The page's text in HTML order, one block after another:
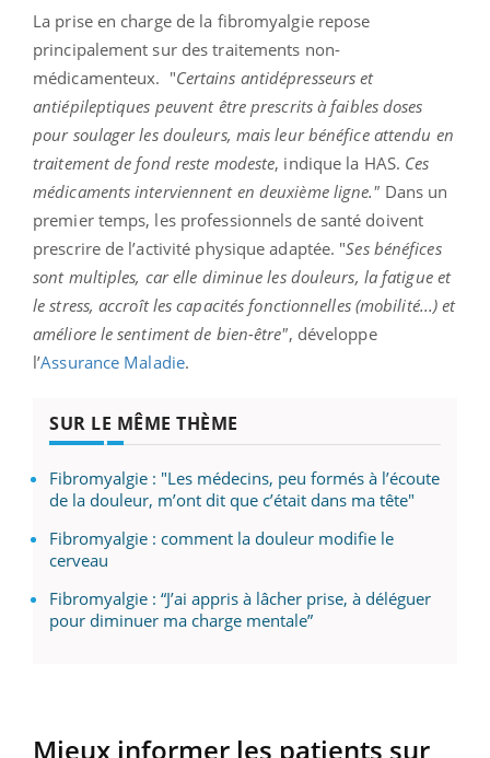
La prise en charge de la fibromyalgie repose
principalement sur des traitements non-
médicamenteux. "Certains antidépresseurs et
antiépileptiques peuvent être prescrits à faibles doses
pour soulager les douleurs, mais leur bénéfice attendu en
traitement de fond reste modeste, indique la HAS. Ces
médicaments interviennent en deuxième ligne." Dans un
premier temps, les professionnels de santé doivent
prescrire de l’activité physique adaptée. "Ses bénéfices
sont multiples, car elle diminue les douleurs, la fatigue et
le stress, accroît les capacités fonctionnelles (mobilité...) et
améliore le sentiment de bien-être", développe
l’Assurance Maladie.
SUR LE MÊME THÈME
Fibromyalgie : "Les médecins, peu formés à l’écoute
de la douleur, m’ont dit que c’était dans ma tête"
Fibromyalgie : comment la douleur modifie le
cerveau
Fibromyalgie : “J’ai appris à lâcher prise, à déléguer
pour diminuer ma charge mentale”
Mieux informer les patients sur